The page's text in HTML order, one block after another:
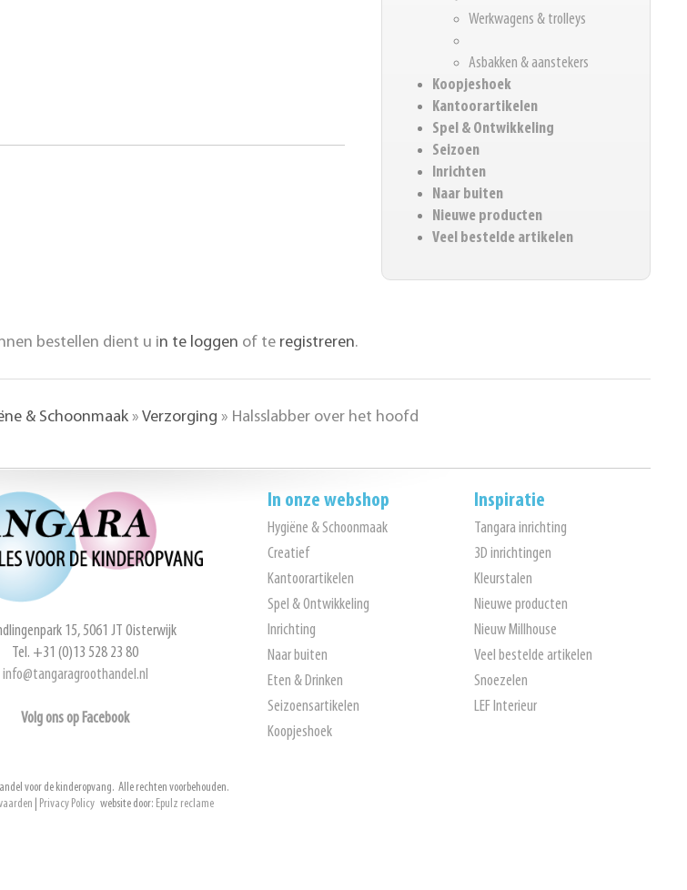
Werkwagens & trolleys
Asbakken & aanstekers
Koopjeshoek
Kantoorartikelen
Spel & Ontwikkeling
Seizoen
Inrichten
Naar buiten
Nieuwe producten
Veel bestelde artikelen
bestellen dient u in te loggen of te registreren.
& Schoonmaak » Verzorging » Halsslabber over het hoofd
15, 5061 JT Oisterwijk
Tel. +31 (0)13 528 23 80
info@tangaragroothandel.nl
Volg ons op Facebook
In onze webshop
Hygiëne & Schoonmaak
Creatief
Kantoorartikelen
Spel & Ontwikkeling
Inrichting
Naar buiten
Eten & Drinken
Seizoensartikelen
Koopjeshoek
Inspiratie
Tangara inrichting
3D inrichtingen
Kleurstalen
Nieuwe producten
Nieuw Millhouse
Veel bestelde artikelen
Snoezelen
LEF Interieur
voor de kinderopvang. Alle rechten voorbehouden.
Privacy Policy website door: Epulz reclame